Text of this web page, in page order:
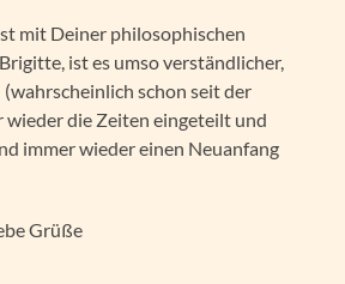
mit Deiner philosophischen
ist es umso verständlicher,
(wahrscheinlich schon seit der
die Zeiten eingeteilt und
immer wieder einen Neuanfang
Grüße